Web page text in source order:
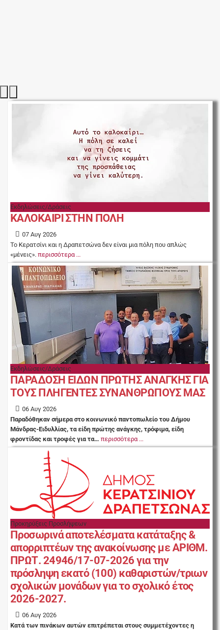
Εκδηλώσεις/Δράσεις
ΚΑΛΟΚΑΙΡΙ ΣΤΗΝ ΠΟΛΗ
07 Αυγ 2026
Το Κερατσίνι και η Δραπετσώνα δεν είναι μια πόλη που απλώς
«μένεις». περισσότερα ...
Εκδηλώσεις/Δράσεις
ΠΑΡΑΔΟΣΗ ΕΙΔΩΝ ΠΡΩΤΗΣ ΑΝΑΓΚΗΣ ΓΙΑ
ΤΟΥΣ ΠΛΗΓΕΝΤΕΣ ΣΥΝΑΝΘΡΩΠΟΥΣ ΜΑΣ
06 Αυγ 2026
Παραδόθηκαν σήμερα στο κοινωνικό παντοπωλείο του Δήμου
Μάνδρας-Ειδυλλίας, τα είδη πρώτης ανάγκης, τρόφιμα, είδη
φροντίδας και τροφές για τα… περισσότερα ...
Προκηρύξεις Προσλήψεων
Προσωρινά αποτελέσματα κατάταξης &
απορριπτέων της ανακοίνωσης με ΑΡΙΘΜ.
ΠΡΩΤ. 24946/17-07-2026 για την
πρόσληψη εκατό (100) καθαριστών/τριων
σχολικών μονάδων για το σχολικό έτος
2026-2027.
06 Αυγ 2026
Κατά των πινάκων αυτών επιτρέπεται στους συμμετέχοντες η